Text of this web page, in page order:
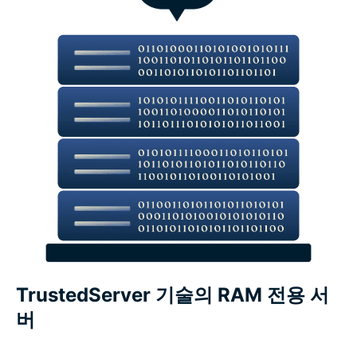
ExpressVPN에 대한 고객의 평가
이와 같은 기능과 더 많은 혜택을 100% 위험 부담 없
이 누리세요
ExpressVPN의 핵심 개인정보 보호 및 보안 기능
고성능 연결을 위한 ExpressVPN 기능
네트워크 수준 보호 및 필터링 기능
ExpressAI로 안전하게 보호되는 AI 대화
TrustedServer 기술의 RAM 전용 서
버